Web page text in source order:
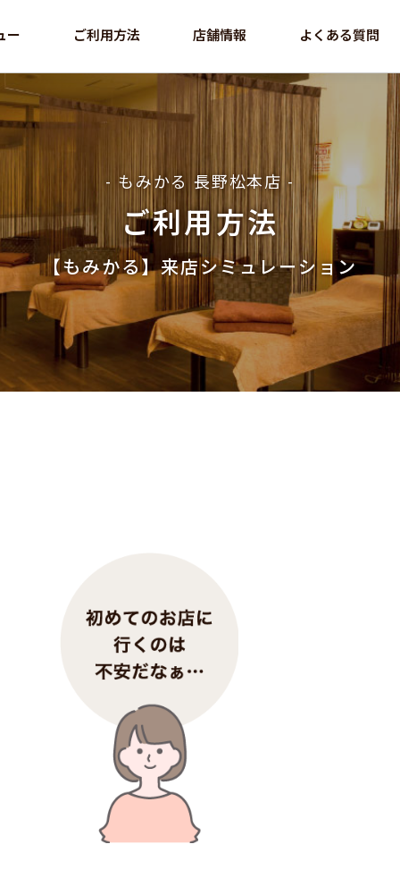
ー ご利用方法 店舗情報 よくある質問
- もみかる 長野松本店 -
ご利用方法
【もみかる】来店シミュレーション